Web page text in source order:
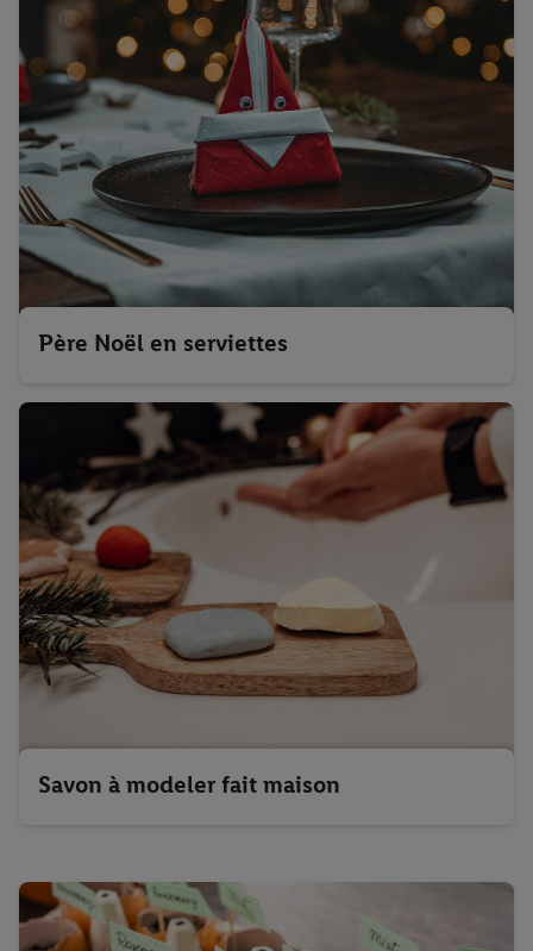
Père Noël en serviettes
Savon à modeler fait maison